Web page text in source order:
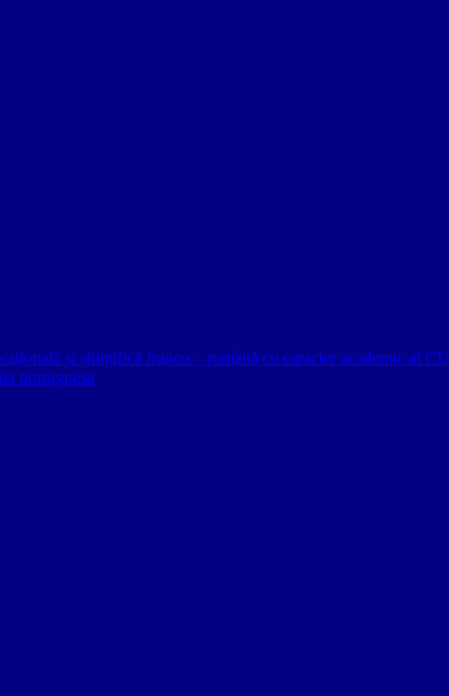
și științifică franco – română cu caracter academic al
portuguesa